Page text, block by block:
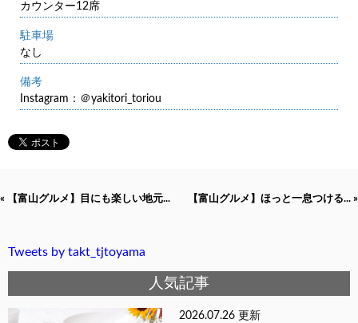
カウンター12席
駐車場
なし
備考
Instagram：＠yakitori_toriou
« 【富山グルメ】目にも楽しい地元... 【富山グルメ】ほっと一息つける... »
Tweets by takt_tjtoyama
人気記事
2026.07.26 更新